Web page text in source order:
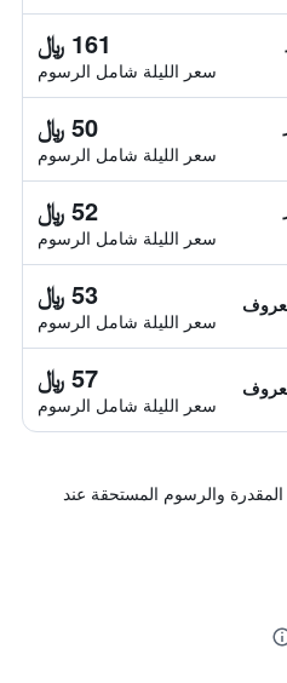
161 ﷼
سعر الليلة شامل الرسوم
50 ﷼
سعر الليلة شامل الرسوم
52 ﷼
سعر الليلة شامل الرسوم
53 ﷼
سعر الليلة شامل الرسوم
57 ﷼
سعر الليلة شامل الرسوم
والرسوم المستحقة عند